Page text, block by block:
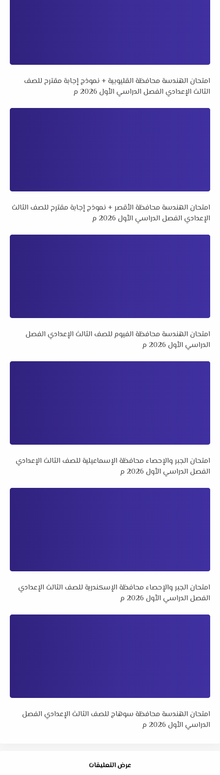
امتحان الهندسة محافظة القليوبية + نموذج إجابة مقترح للصف
الثالث الإعدادي الفصل الدراسي الأول 2026 م
امتحان الهندسة محافظة الأقصر + نموذج إجابة مقترح للصف الثالث
الإعدادي الفصل الدراسي الأول 2026 م
امتحان الهندسة محافظة الفيوم للصف الثالث الإعدادي الفصل
الدراسي الأول 2026 م
امتحان الجبر والإحصاء محافظة الإسماعيلية للصف الثالث الإعدادي
الفصل الدراسي الأول 2026 م
امتحان الجبر والإحصاء محافظة الإسكندرية للصف الثالث الإعدادي
الفصل الدراسي الأول 2026 م
امتحان الهندسة محافظة سوهاج للصف الثالث الإعدادي الفصل
الدراسي الأول 2026 م
عرض التعليقات